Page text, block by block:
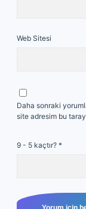
Web Sitesi
Daha sonraki
site adresim bu
9 - 5 kaçtır? *